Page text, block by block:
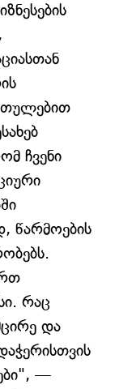
ჩვენი
წარმოების
რაც
და
—